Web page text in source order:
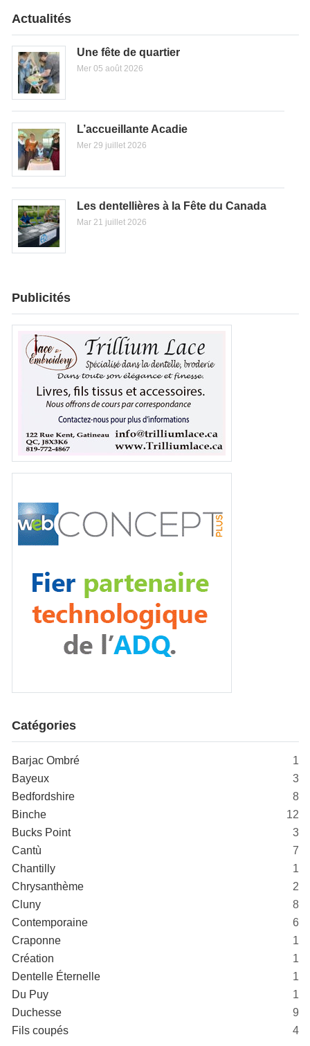
Actualités
Une fête de quartier
Mer 05 août 2026
L’accueillante Acadie
Mer 29 juillet 2026
Les dentellières à la Fête du Canada
Mar 21 juillet 2026
Publicités
Catégories
Barjac Ombré
1
Bayeux
3
Bedfordshire
8
Binche
12
Bucks Point
3
Cantù
7
Chantilly
1
Chrysanthème
2
Cluny
8
Contemporaine
6
Craponne
1
Création
1
Dentelle Éternelle
1
Du Puy
1
Duchesse
9
Fils coupés
4